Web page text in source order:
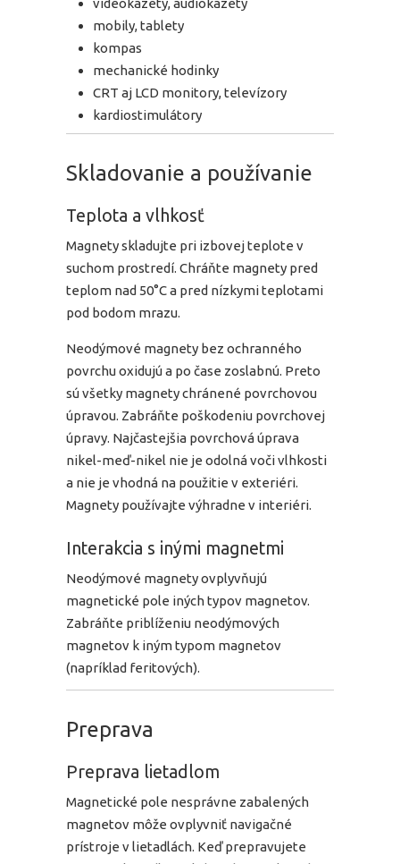
videokazety, audiokazety
mobily, tablety
kompas
mechanické hodinky
CRT aj LCD monitory, televízory
kardiostimulátory
Skladovanie a používanie
Teplota a vlhkosť
Magnety skladujte pri izbovej teplote v
suchom prostredí. Chráňte magnety pred
teplom nad 50°C a pred nízkymi teplotami
pod bodom mrazu.
Neodýmové magnety bez ochranného
povrchu oxidujú a po čase zoslabnú. Preto
sú všetky magnety chránené povrchovou
úpravou. Zabráňte poškodeniu povrchovej
úpravy. Najčastejšia povrchová úprava
nikel-meď-nikel nie je odolná voči vlhkosti
a nie je vhodná na použitie v exteriéri.
Magnety používajte výhradne v interiéri.
Interakcia s inými magnetmi
Neodýmové magnety ovplyvňujú
magnetické pole iných typov magnetov.
Zabráňte priblíženiu neodýmových
magnetov k iným typom magnetov
(napríklad feritových).
Preprava
Preprava lietadlom
Magnetické pole nesprávne zabalených
magnetov môže ovplyvniť navigačné
prístroje v lietadlách. Keď prepravujete